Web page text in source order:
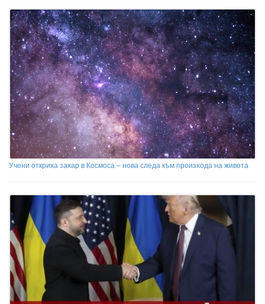
Учени откриха захар в Космоса – нова следа към произхода на живота